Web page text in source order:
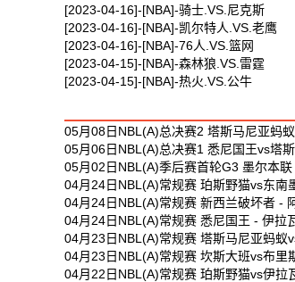
[2023-04-16]-[NBA]-骑士.VS.尼克斯
[2023-04-16]-[NBA]-凯尔特人.VS.老鹰
[2023-04-16]-[NBA]-76人.VS.篮网
[2023-04-15]-[NBA]-森林狼.VS.雷霆
[2023-04-15]-[NBA]-热火.VS.公牛
05月08日NBL(A)总决赛2 塔斯马尼亚蚂
05月06日NBL(A)总决赛1 悉尼国王vs塔
05月02日NBL(A)季后赛首轮G3 墨尔本
04月24日NBL(A)常规赛 珀斯野猫vs东南
04月24日NBL(A)常规赛 新西兰破坏者 -
04月24日NBL(A)常规赛 悉尼国王 - 伊拉
04月23日NBL(A)常规赛 塔斯马尼亚蚂蚁
04月23日NBL(A)常规赛 坎斯大班vs布里
04月22日NBL(A)常规赛 珀斯野猫vs伊拉